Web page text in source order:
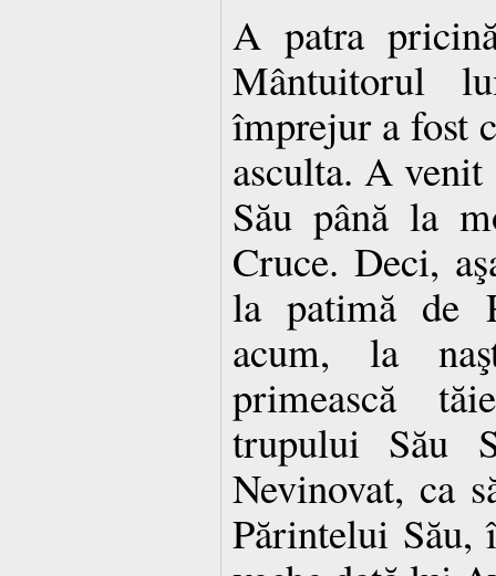
A patra
Mântuitorul
împrejur a fost
as­culta. A venit
Său până la
Cruce. Deci,
la patimă de
acum, la
primească
trupului Său
Nevinovat, ca
Pă­rin­te­lui Său,